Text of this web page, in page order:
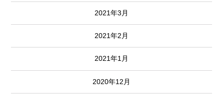
2021年3月
2021年2月
2021年1月
2020年12月